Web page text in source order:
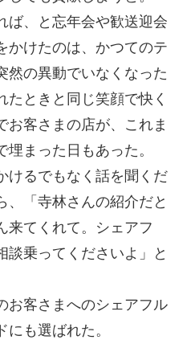
ば、と忘年会や歓送迎会
かけたのは、かつてのテ
然の異動でいなくなった
たときと同じ笑顔で快く
お客さまの店が、これま
まった日もあった。
けるでもなく話を聞くだ
、「寺林さんの紹介だと
来てくれて。シェアフ
談乗ってくださいよ」と
お客さまへのシェアフル
も選ばれた。